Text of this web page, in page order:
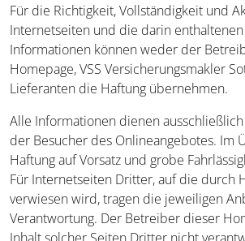
Für die Richtigkeit, Vollständigkeit und
Internetseiten und die darin
Informationen können weder der
Homepage, VSS Versicherungsmakler
Lieferanten die Haftung übernehmen.
Alle Informationen dienen
der Besucher des Onlineangebotes. Im
Haftung auf Vorsatz und grobe
Für Internetseiten Dritter, auf die durch
verwiesen wird, tragen die jeweiligen
Verantwortung. Der Betreiber dieser